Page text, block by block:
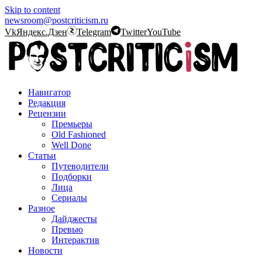
Skip to content
newsroom@postcriticism.ru
VkЯндекс.Дзен Telegram TwitterYouTube
Навигатор
Редакция
Рецензии
Премьеры
Old Fashioned
Well Done
Статьи
Путеводители
Подборки
Лица
Сериалы
Разное
Дайджесты
Превью
Интерактив
Новости